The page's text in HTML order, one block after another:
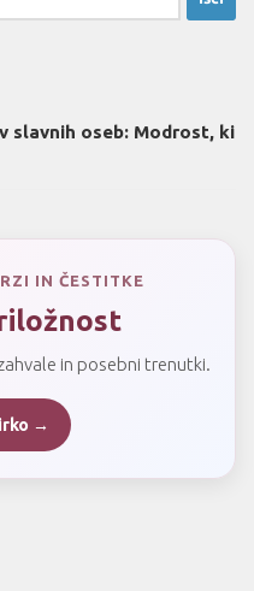
slavnih oseb: Modrost, ki
IN ČESTITKE
in posebni trenutki.
→